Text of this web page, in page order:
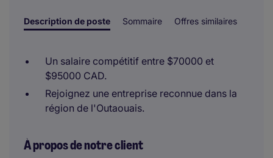
Description de poste Sommaire Offres similaires
Un salaire compétitif entre $70000 et
$95000 CAD.
Rejoignez une entreprise reconnue dans la
région de l'Outaouais.
À propos de notre client